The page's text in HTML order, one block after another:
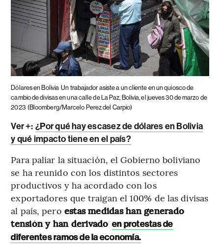
Dólares en Bolivia Un trabajador asiste a un cliente en un quiosco de
cambio de divisas en una calle de La Paz, Bolivia, el jueves 30 de marzo de
2023 (Bloomberg/Marcelo Perez del Carpio)
Ver +: ¿Por qué hay escasez de dólares en Bolivia
y qué impacto tiene en el país?
Para paliar la situación, el Gobierno boliviano
se ha reunido con los distintos sectores
productivos y ha acordado con los
exportadores que traigan el 100% de las divisas
al país, pero estas medidas han generado
tensión y han derivado en protestas de
diferentes ramos de la economía.